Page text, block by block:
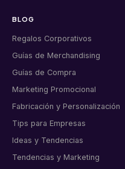
BLOG
Regalos Corporativos
Guías de Merchandising
Guías de Compra
Marketing Promocional
Fabricación y Personalización
Tips para Empresas
Ideas y Tendencias
Tendencias y Marketing